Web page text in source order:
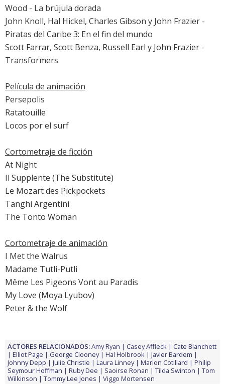
Wood - La brújula dorada
John Knoll, Hal Hickel, Charles Gibson y John Frazier -
Piratas del Caribe 3: En el fin del mundo
Scott Farrar, Scott Benza, Russell Earl y John Frazier -
Transformers
Película de animación
Persepolis
Ratatouille
Locos por el surf
Cortometraje de ficción
At Night
Il Supplente (The Substitute)
Le Mozart des Pickpockets
Tanghi Argentini
The Tonto Woman
Cortometraje de animación
I Met the Walrus
Madame Tutli-Putli
Même Les Pigeons Vont au Paradis
My Love (Moya Lyubov)
Peter & the Wolf
ACTORES RELACIONADOS:Amy Ryan Casey Affleck
Cate Blanchett
Elliot Page
George Clooney Hal Holbrook
Javier Bardem
Johnny Depp
Julie Christie Laura Linney Marion Cotillard
Philip
Seymour Hoffman
Ruby Dee Saoirse Ronan Tilda Swinton
Tom
Wilkinson
Tommy Lee Jones Viggo Mortensen